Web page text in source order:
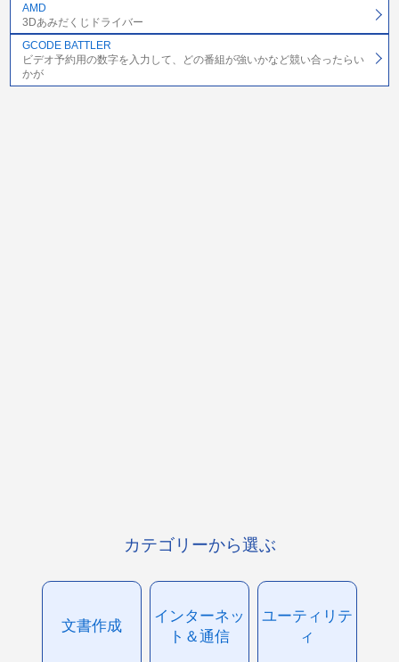
AMD
3Dあみだくじドライバー
GCODE BATTLER
ビデオ予約用の数字を入力して、どの番組が強いかなど競い合ったらい
かが
カテゴリーから選ぶ
文書作成
インターネッ
ト＆通信
ユーティリテ
ィ